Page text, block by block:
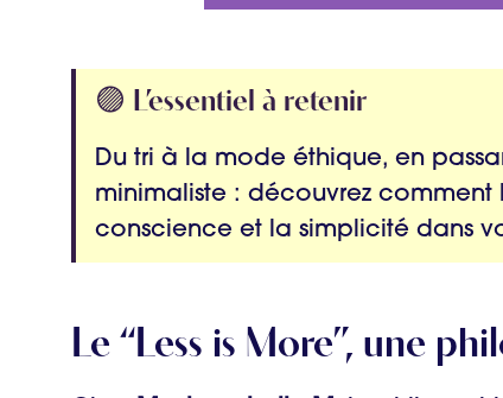
🟣 L’essentiel à retenir
Du tri à la mode éthique, en
minimaliste : découvrez comment
conscience et la simplicité dans
Le “Less is More”, une